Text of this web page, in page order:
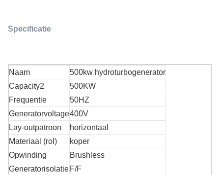
Specificatie
Naam
500kw hydroturbogenerator
Capacity2
500KW
Frequentie
50HZ
Generatorvoltage400V
Lay-outpatroon
horizontaal
Materiaal (rol)
koper
Opwinding
Brushless
Generatorisolatie F/F